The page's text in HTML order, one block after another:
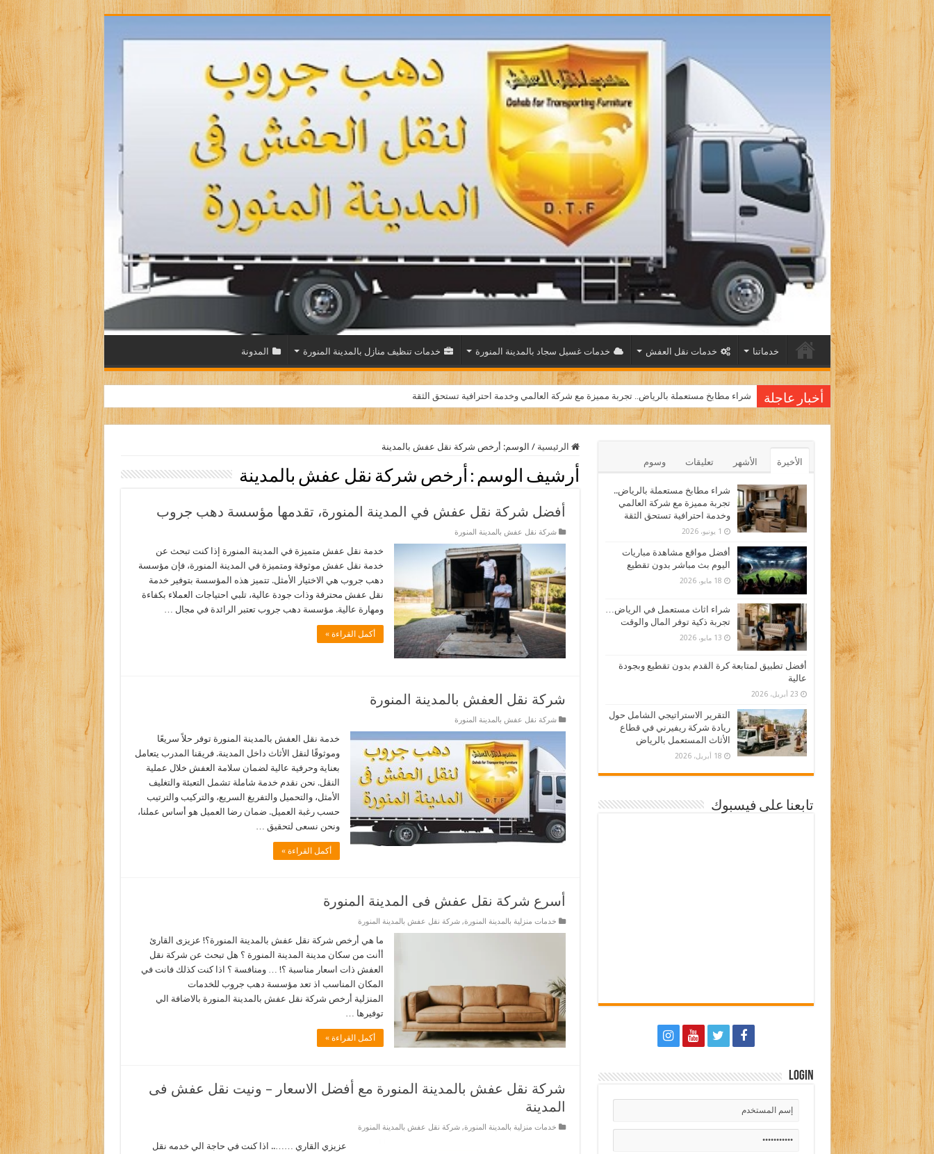
خدماتنا خدمات نقل العفش خدمات غسيل سجاد بالمدينة المنورة خدمات تنظيف منازل بالمدينة المنورة المدونة
أخبار عاجلة شراء مطابخ مستعملة بالرياض.. تجربة مميزة مع شركة العالمي وخدمة احترافية تستحق الثقة
الرئيسية / الوسم: أرخص شركة نقل عفش بالمدينة
أرشيف الوسم : أرخص شركة نقل عفش بالمدينة
أفضل شركة نقل عفش في المدينة المنورة، تقدمها مؤسسة دهب جروب
شركة نقل عفش بالمدينة المنورة
خدمة نقل عفش متميزة في المدينة المنورة إذا كنت تبحث عن
خدمة نقل عفش موثوقة ومتميزة في المدينة المنورة، فإن مؤسسة
دهب جروب هي الاختيار الأمثل. تتميز هذه المؤسسة بتوفير خدمة
نقل عفش محترفة وذات جودة عالية، تلبي احتياجات العملاء بكفاءة
ومهارة عالية. مؤسسة دهب جروب تعتبر الرائدة في مجال …
أكمل القراءة »
شركة نقل العفش بالمدينة المنورة
شركة نقل عفش بالمدينة المنورة
خدمة نقل العفش بالمدينة المنورة توفر حلاً سريعًا
وموثوقًا لنقل الأثاث داخل المدينة. فريقنا المدرب يتعامل
بعناية وحرفية عالية لضمان سلامة العفش خلال عملية
النقل. نحن نقدم خدمة شاملة تشمل التعبئة والتغليف
الأمثل، والتحميل والتفريغ السريع، والتركيب والترتيب
حسب رغبة العميل. ضمان رضا العميل هو أساس عملنا،
ونحن نسعى لتحقيق …
أكمل القراءة »
أسرع شركة نقل عفش فى المدينة المنورة
خدمات منزلية بالمدينة المنورة,شركة نقل عفش بالمدينة المنورة
ما هي أرخص شركة نقل عفش بالمدينة المنورة؟! عزيزى القارئ
أأنت من سكان مدينة المدينة المنورة ؟ هل تبحث عن شركة نقل
العفش ذات اسعار مناسبة ؟! … ومنافسة ؟ اذا كنت كذلك فانت في
المكان المناسب اذ تعد مؤسسة دهب جروب للخدمات
المنزلية أرخص شركة نقل عفش بالمدينة المنورة بالاضافة الي
توفيرها …
أكمل القراءة »
شركة نقل عفش بالمدينة المنورة مع أفضل الاسعار – ونيت نقل عفش فى
المدينة
خدمات منزلية بالمدينة المنورة,شركة نقل عفش بالمدينة المنورة
عزيزي القاري …….. اذا كنت في حاجة الي خدمه نقل
الأخيرة الأشهر تعليقات وسوم
شراء مطابخ مستعملة بالرياض..
تجربة مميزة مع شركة العالمي
وخدمة احترافية تستحق الثقة
1 يونيو، 2026
أفضل مواقع مشاهدة مباريات
اليوم بث مباشر بدون تقطيع
18 مايو، 2026
شراء اثاث مستعمل في الرياض…
تجربة ذكية توفر المال والوقت
13 مايو، 2026
أفضل تطبيق لمتابعة كرة القدم بدون تقطيع وبجودة
عالية
23 أبريل، 2026
التقرير الاستراتيجي الشامل حول
ريادة شركة ريفيرني في قطاع
الأثاث المستعمل بالرياض
18 أبريل، 2026
تابعنا على فيسبوك
Login